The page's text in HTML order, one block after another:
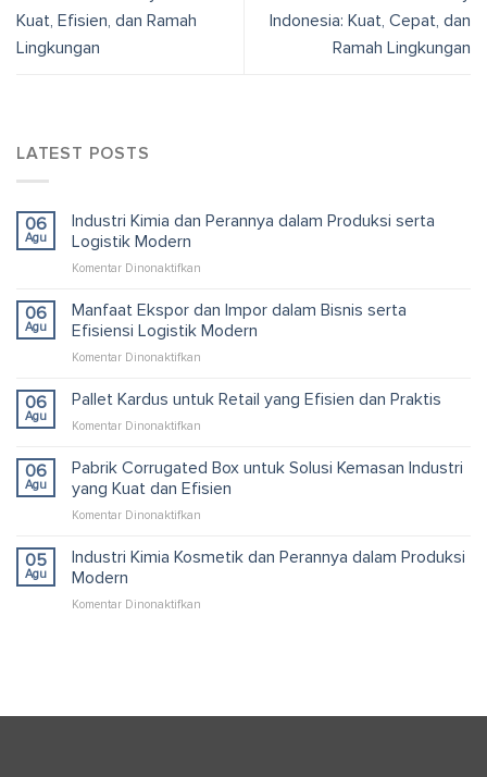
Kuat, Efisien, dan Ramah
Lingkungan
Indonesia: Kuat, Cepat, dan
Ramah Lingkungan
LATEST POSTS
06
Agu
Industri Kimia dan Perannya dalam Produksi serta
Logistik Modern
Komentar Dinonaktifkan
Kimia
dan
Perannya
serta
06
Agu
Manfaat Ekspor dan Impor dalam Bisnis serta
Efisiensi Logistik Modern
Komentar Dinonaktifkan
Ekspor
Bisnis
serta
06
Agu
Pallet Kardus untuk Retail yang Efisien dan Praktis
Komentar Dinonaktifkan
Kardus
untuk
Retail
dan
06
Agu
Pabrik Corrugated Box untuk Solusi Kemasan Industri
yang Kuat dan Efisien
Komentar Dinonaktifkan
Corrugated
Efisien
05
Agu
Industri Kimia Kosmetik dan Perannya dalam Produksi
Modern
Komentar Dinonaktifkan
dalam